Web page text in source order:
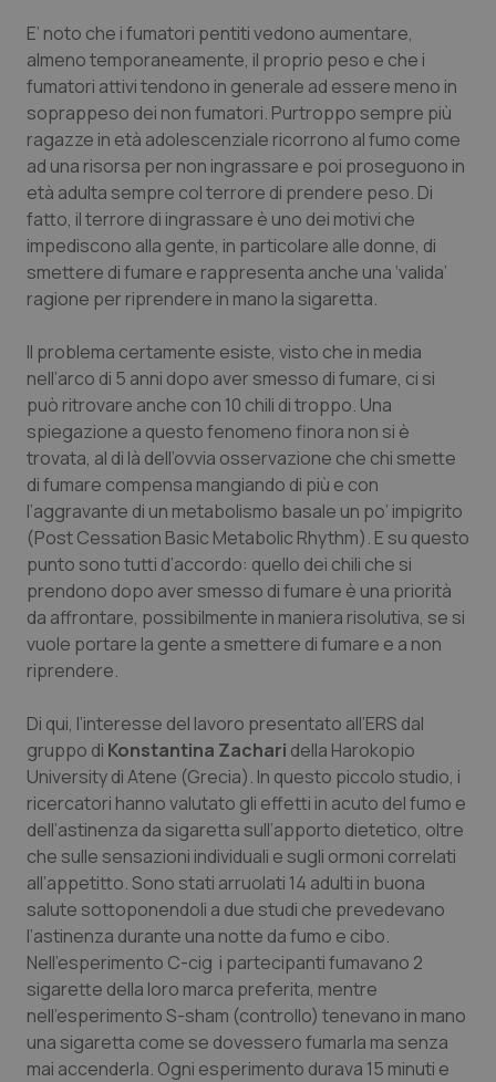
Lazio
Liguria
Lombardia
Marche
Molise
Piemonte
Provincia Autonoma di Bolzano
Provincia Autonoma di Trento
Puglia
Sardegna
Sicilia
Umbria
Valle D’Aosta
Veneto
Diabete & glucometri
Disturbi dell’umore
Dolore
Donna & Salute
Epatiti
HIV
Infezioni & Febbre
Ipertensione & Scompenso
Malattie rare
Malattia di Crohn & Rettocolite Ulcerosa
Neuroscienze & patologie neurodegenerative
Oftalmologia
Oncodermatologia
Oncoematologia
Oncologia & Nutrizione
Psoriasi & pelle
Quotidiano Cardiologia
E’ noto che i fumatori pentiti vedono aumentare,
almeno temporaneamente, il proprio peso e che i
fumatori attivi tendono in generale ad essere meno in
soprappeso dei non fumatori. Purtroppo sempre più
ragazze in età adolescenziale ricorrono al fumo come
ad una risorsa per non ingrassare e poi proseguono in
età adulta sempre col terrore di prendere peso. Di
fatto, il terrore di ingrassare è uno dei motivi che
impediscono alla gente, in particolare alle donne, di
smettere di fumare e rappresenta anche una ‘valida’
ragione per riprendere in mano la sigaretta.
Il problema certamente esiste, visto che in media
nell’arco di 5 anni dopo aver smesso di fumare, ci si
può ritrovare anche con 10 chili di troppo. Una
spiegazione a questo fenomeno finora non si è
trovata, al di là dell’ovvia osservazione che chi smette
di fumare compensa mangiando di più e con
l’aggravante di un metabolismo basale un po’ impigrito
(Post Cessation Basic Metabolic Rhythm). E su questo
punto sono tutti d’accordo: quello dei chili che si
prendono dopo aver smesso di fumare è una priorità
da affrontare, possibilmente in maniera risolutiva, se si
vuole portare la gente a smettere di fumare e a non
riprendere.
Di qui, l’interesse del lavoro presentato all’ERS dal
gruppo di Konstantina Zachari della Harokopio
Universitydi Atene (Grecia). In questo piccolo studio, i
ricercatori hanno valutato gli effetti in acuto del fumo e
dell’astinenza da sigaretta sull’apporto dietetico, oltre
che sulle sensazioni individuali e sugli ormoni correlati
all’appetitto. Sono stati arruolati 14 adulti in buona
salute sottoponendoli a due studi che prevedevano
l’astinenza durante una notte da fumo e cibo.
Nell’esperimento C-cig i partecipanti fumavano 2
sigarette della loro marca preferita, mentre
nell’esperimento S-sham (controllo) tenevano in mano
una sigaretta come se dovessero fumarla ma senza
mai accenderla. Ogni esperimento durava 15 minuti e